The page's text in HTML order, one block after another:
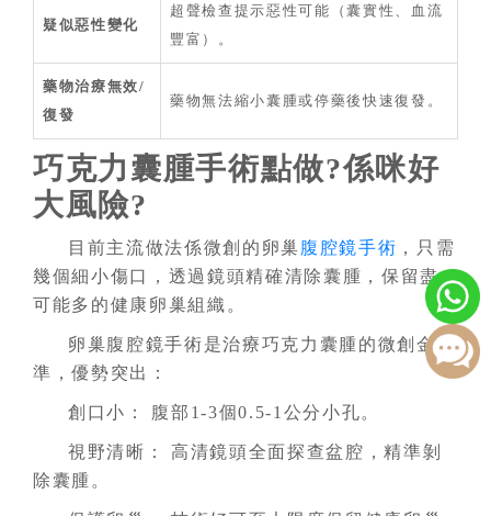
疑似惡性變化
超聲檢查提示惡性可能（囊實性、血流
豐富）。
藥物治療無效/
復發
藥物無法縮小囊腫或停藥後快速復發。
巧克力囊腫手術點做?係咪好
大風險?
目前主流做法係微創的卵巢腹腔鏡手術 ，只需
幾個細小傷口，透過鏡頭精確清除囊腫，保留盡
可能多的健康卵巢組織。
卵巢腹腔鏡手術是治療巧克力囊腫的微創金標
準，優勢突出：
創口小： 腹部1-3個0.5-1公分小孔。
視野清晰： 高清鏡頭全面探查盆腔，精準剝
除囊腫。